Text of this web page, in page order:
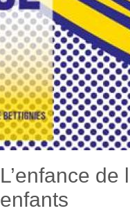
L’enfance de
enfants